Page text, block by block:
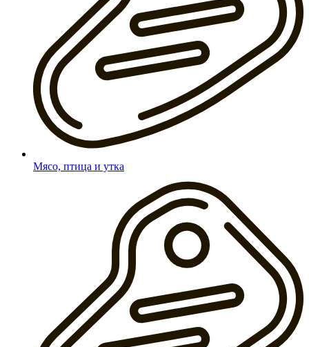
Мясо, птица и утка